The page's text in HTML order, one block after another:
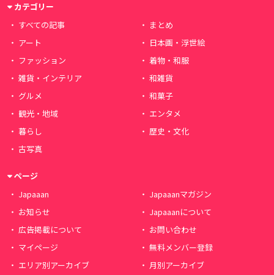
カテゴリー
すべての記事
まとめ
アート
日本画・浮世絵
ファッション
着物・和服
雑貨・インテリア
和雑貨
グルメ
和菓子
観光・地域
エンタメ
暮らし
歴史・文化
古写真
ページ
Japaaan
Japaaanマガジン
お知らせ
Japaaanについて
広告掲載について
お問い合わせ
マイページ
無料メンバー登録
エリア別アーカイブ
月別アーカイブ